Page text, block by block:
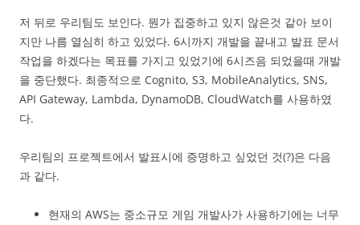
저 뒤로 우리팀도 보인다. 뭔가 집중하고 있지 않은것 같아 보이
지만 나름 열심히 하고 있었다. 6시까지 개발을 끝내고 발표 문서
작업을 하겠다는 목표를 가지고 있었기에 6시즈음 되었을때 개발
을 중단했다. 최종적으로 Cognito, S3, MobileAnalytics, SNS,
API Gateway, Lambda, DynamoDB, CloudWatch를 사용하였
다.
우리팀의 프로젝트에서 발표시에 증명하고 싶었던 것(?)은 다음
과 같다.
현재의 AWS는 중소규모 게임 개발사가 사용하기에는 너무